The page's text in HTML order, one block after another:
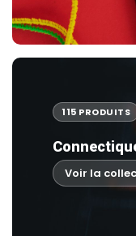
115 PRODUITS
Voir la